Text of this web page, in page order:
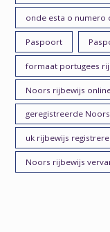
onde esta o numero
Paspoort
formaat portugees
Noors rijbewijs
geregistreerde
uk rijbewijs
Noors rijbewijs